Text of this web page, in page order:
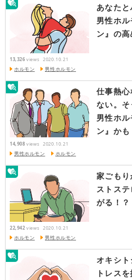
あなた
男性ホ
ン』の高
13,326 views 2020.10.21
ホルモン 男性ホルモン
仕事熱
ない。そ
男性ホ
ン』かも
14,908 views 2020.10.21
男性ホルモン ホルモン
家ごも
ストス
がる！？
22,942 views 2020.10.21
ホルモン 男性ホルモン
オキシ
トレス